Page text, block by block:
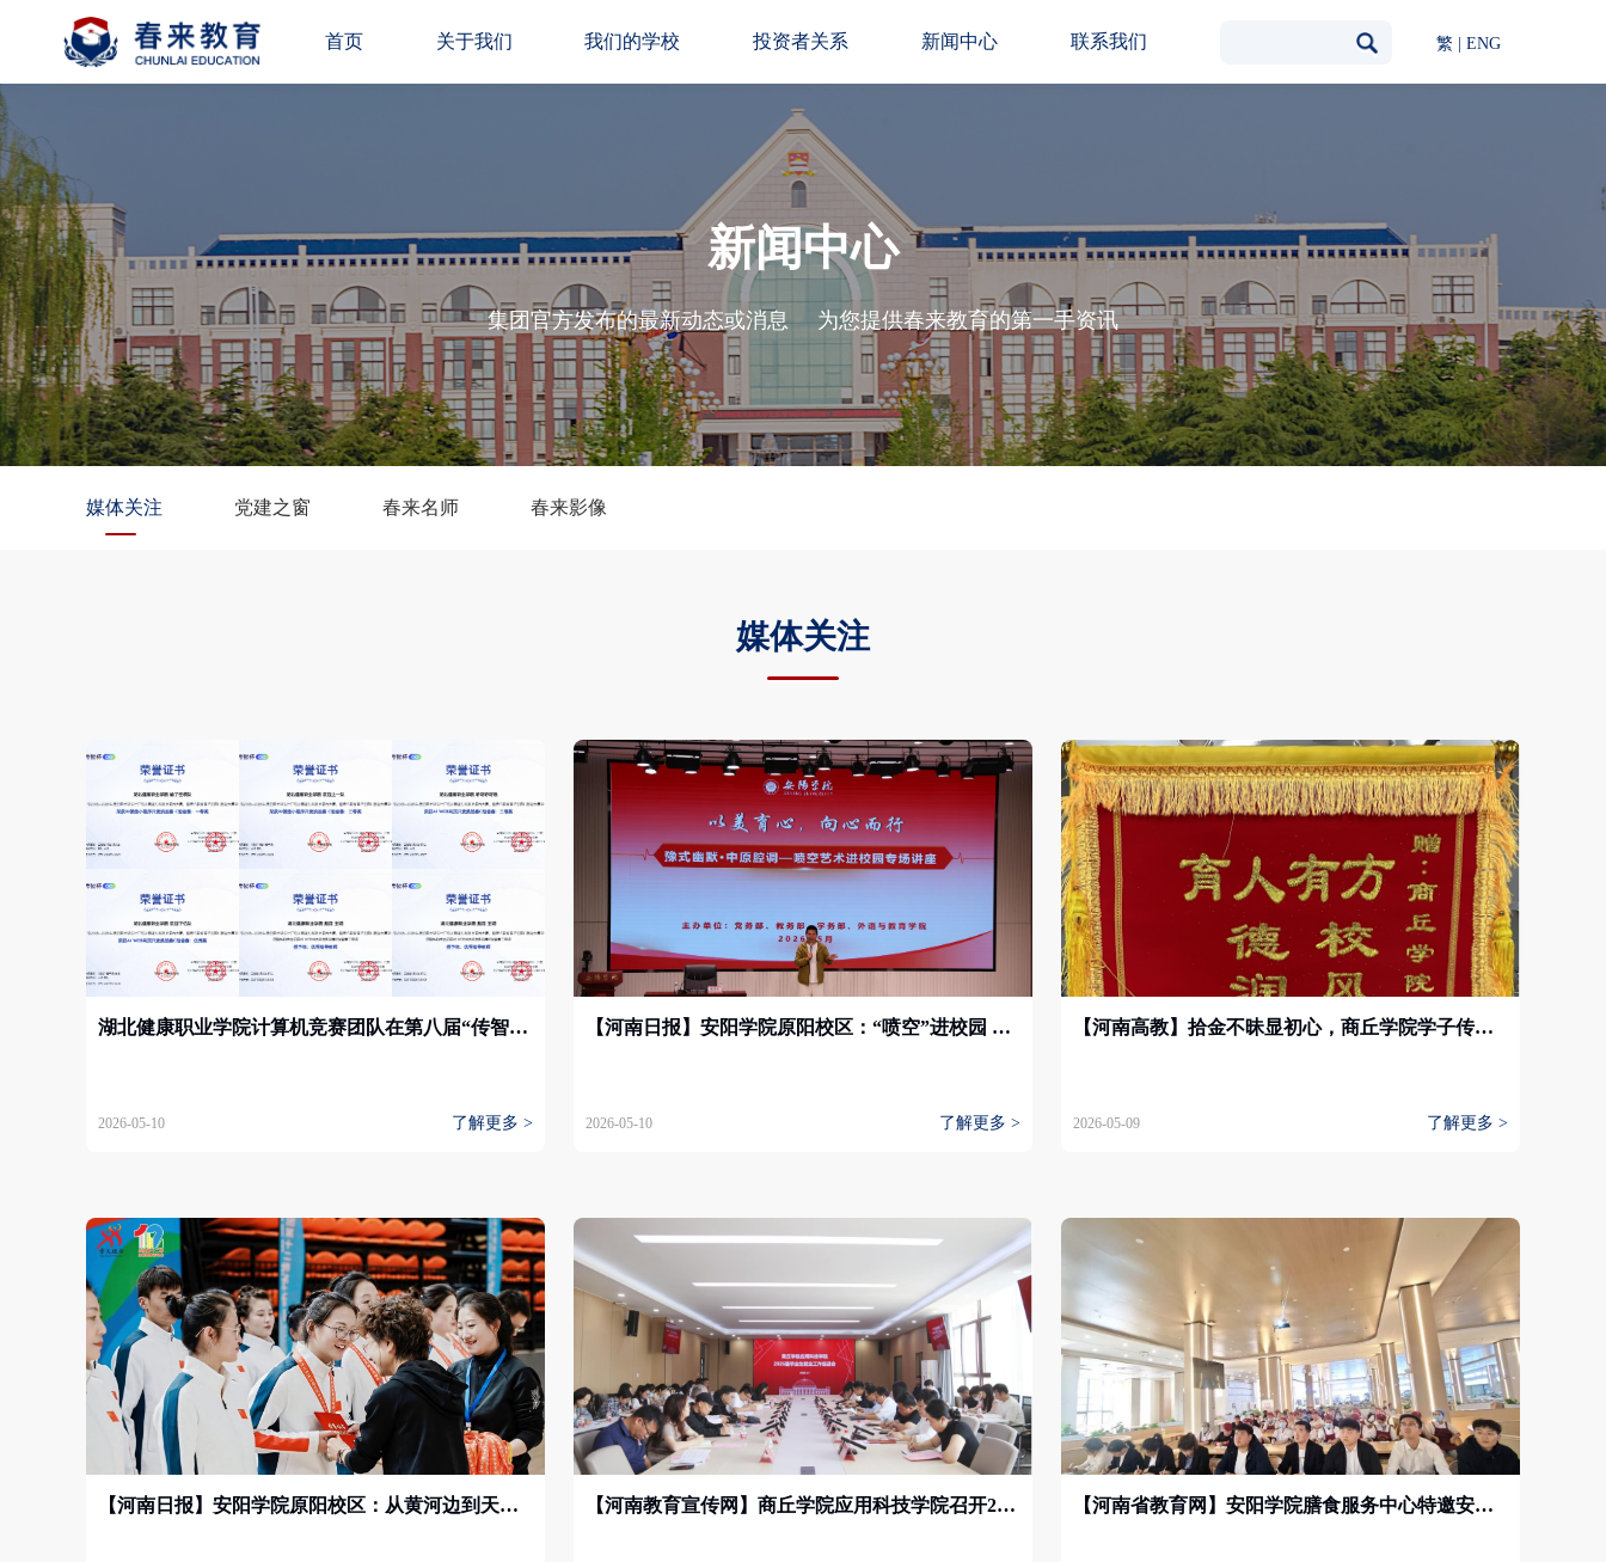
首页 关于我们 我们的学校 投资者关系 新闻中心 联系我们 繁 | ENG
新闻中心
集团官方发布的最新动态或消息 为您提供春来教育的第一手资讯
媒体关注 党建之窗 春来名师 春来影像
媒体关注
湖北健康职业学院计算机竞赛团队在第八届“传智杯”全国IT技能大赛省赛中斩获多项荣誉
2026-05-10 了解更多 >
【河南日报】安阳学院原阳校区：“喷空”进校园 中原曲艺在笑声里圈粉年轻人
2026-05-10 了解更多 >
【河南高教】拾金不昧显初心，商丘学院学子传递正能量
2026-05-09 了解更多 >
【河南日报】安阳学院原阳校区：从黄河边到天山下 她把青春第一站放在了新疆 【河南教育宣传网】商丘学院应用科技学院召开2026届毕业生就业工作促进会 【河南省教育网】安阳学院膳食服务中心特邀安阳市人民医院专家开展校园餐饮营养健康专题讲座